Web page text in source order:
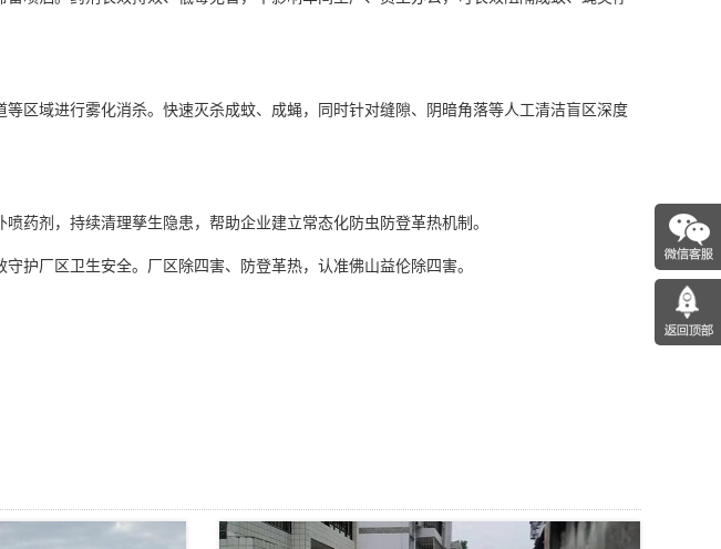
区域进行雾化消杀。快速灭杀成蚊、成蝇，同时针对缝隙、阴暗角落等人工清洁盲区深度
药剂，持续清理孳生隐患，帮助企业建立常态化防虫防登革热机制。
守护厂区卫生安全。厂区除四害、防登革热，认准佛山益伦除四害。